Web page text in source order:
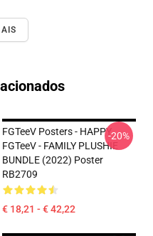
FGTeeV Posters - HAPPY
FGTeeV - FAMILY PLUSHIE
BUNDLE (2022) Poster
RB2709
€ 18,21 - € 42,22
-20%